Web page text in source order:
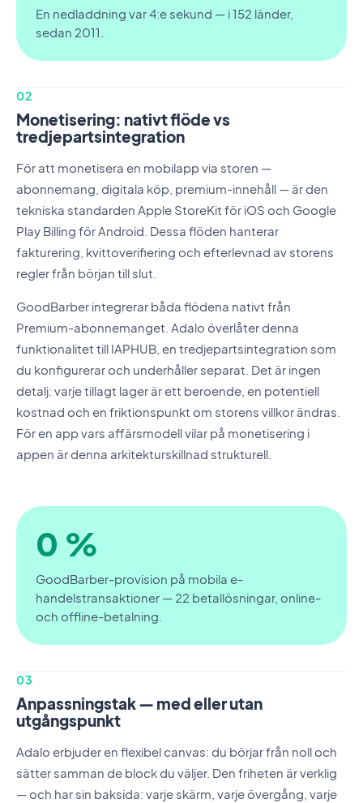
En nedladdning var 4:e sekund — i 152 länder,
sedan 2011.
02
Monetisering: nativt flöde vs
tredjepartsintegration
För att monetisera en mobilapp via storen —
abonnemang, digitala köp, premium-innehåll — är den
tekniska standarden Apple StoreKit för iOS och Google
Play Billing för Android. Dessa flöden hanterar
fakturering, kvittoverifiering och efterlevnad av storens
regler från början till slut.
GoodBarber integrerar båda flödena nativt från
Premium-abonnemanget. Adalo överlåter denna
funktionalitet till IAPHUB, en tredjepartsintegration som
du konfigurerar och underhåller separat. Det är ingen
detalj: varje tillagt lager är ett beroende, en potentiell
kostnad och en friktionspunkt om storens villkor ändras.
För en app vars affärsmodell vilar på monetisering i
appen är denna arkitekturskillnad strukturell.
0 %
GoodBarber-provision på mobila e-
handelstransaktioner — 22 betallösningar, online-
och offline-betalning.
03
Anpassningstak — med eller utan
utgångspunkt
Adalo erbjuder en flexibel canvas: du börjar från noll och
sätter samman de block du väljer. Den friheten är verklig
— och har sin baksida: varje skärm, varje övergång, varje